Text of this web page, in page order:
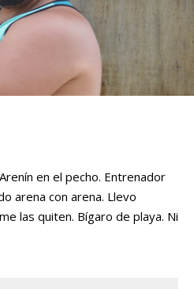
en el pecho. Entrenador
arena con arena. Llevo
las quiten. Bígaro de playa. Ni